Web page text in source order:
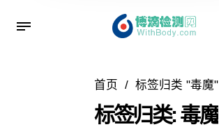
首页 / 标签归类 "毒魔"
标签归类: 毒魔